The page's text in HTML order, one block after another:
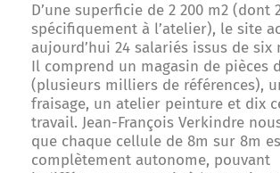
D’une superficie de 2 200 m2 (dont
spécifiquement à l’atelier), le site
aujourd’hui 24 salariés issus de six
Il comprend un magasin de pièces
(plusieurs milliers de références),
fraisage, un atelier peinture et dix
travail. Jean-François Verkindre
que chaque cellule de 8m sur 8m
complètement autonome, pouvant